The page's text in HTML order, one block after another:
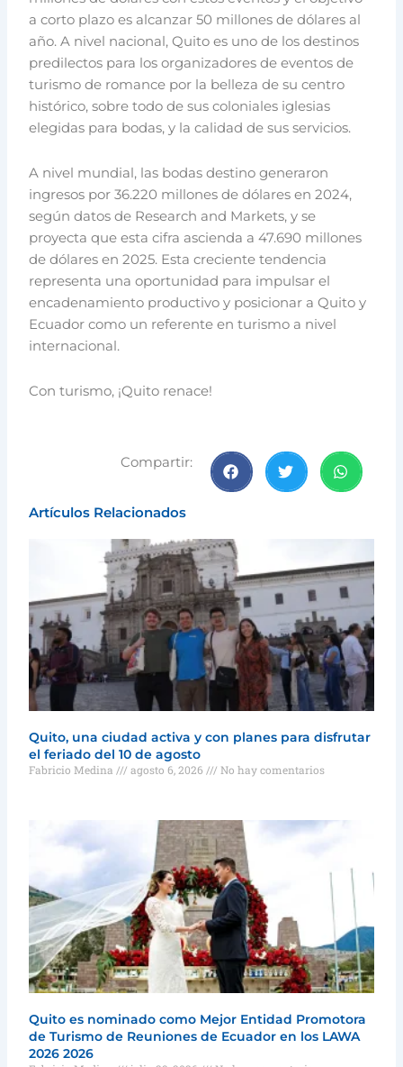
a corto plazo es alcanzar 50 millones de dólares al
año. A nivel nacional, Quito es uno de los destinos
predilectos para los organizadores de eventos de
turismo de romance por la belleza de su centro
histórico, sobre todo de sus coloniales iglesias
elegidas para bodas, y la calidad de sus servicios.
A nivel mundial, las bodas destino generaron
ingresos por 36.220 millones de dólares en 2024,
según datos de Research and Markets, y se
proyecta que esta cifra ascienda a 47.690 millones
de dólares en 2025. Esta creciente tendencia
representa una oportunidad para impulsar el
encadenamiento productivo y posicionar a Quito y
Ecuador como un referente en turismo a nivel
internacional.
Con turismo, ¡Quito renace!
Compartir:
Artículos Relacionados
Quito, una ciudad activa y con planes para disfrutar
el feriado del 10 de agosto
Fabricio Medina agosto 6, 2026 No hay comentarios
Quito es nominado como Mejor Entidad Promotora
de Turismo de Reuniones de Ecuador en los LAWA
2026 2026